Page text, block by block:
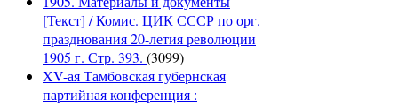
[Текст] / Комис. ЦИК СССР по орг.
празднования 20-летия революции
1905 г. Стр. 393. (3099)
XV-ая Тамбовская губернская
партийная конференция :